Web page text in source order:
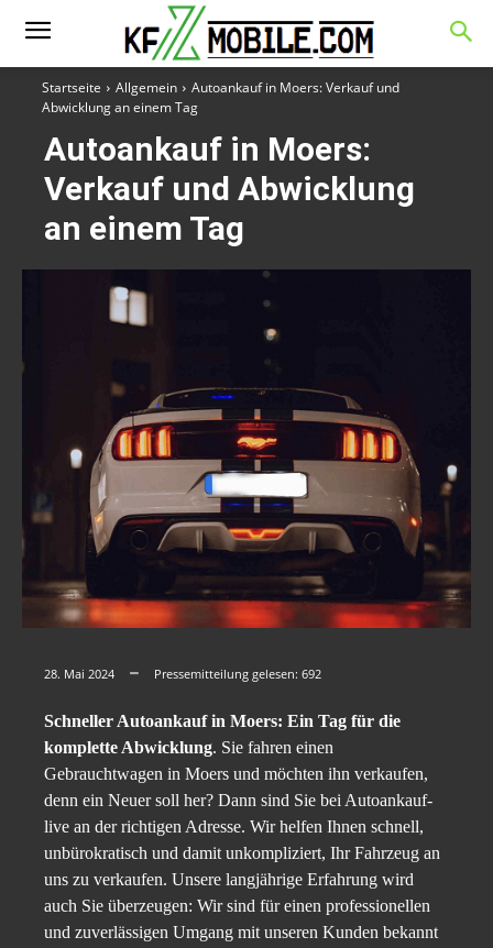
Startseite Allgemein
Autoankauf in Moers: Verkauf und
Abwicklung an einem Tag
Autoankauf in Moers:
Verkauf und Abwicklung
an einem Tag
28. Mai 2024 Pressemitteilung gelesen: 692
Schneller Autoankauf in Moers: Ein Tag für die
komplette Abwicklung. Sie fahren einen
Gebrauchtwagen in Moers und möchten ihn verkaufen,
denn ein Neuer soll her? Dann sind Sie bei Autoankauf-
live an der richtigen Adresse. Wir helfen Ihnen schnell,
unbürokratisch und damit unkompliziert, Ihr Fahrzeug an
uns zu verkaufen. Unsere langjährige Erfahrung wird
auch Sie überzeugen: Wir sind für einen professionellen
und zuverlässigen Umgang mit unseren Kunden bekannt